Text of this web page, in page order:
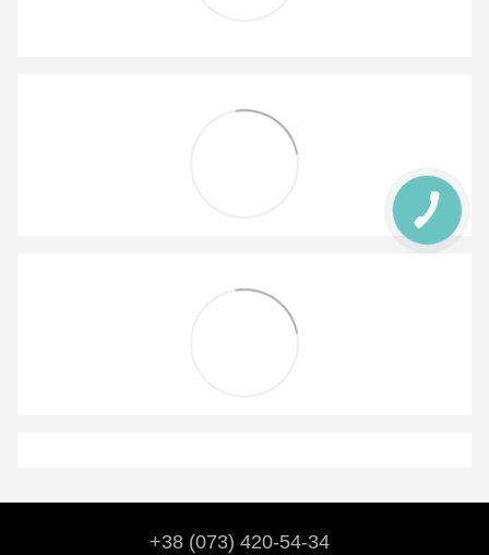
+38 (073) 420-54-34